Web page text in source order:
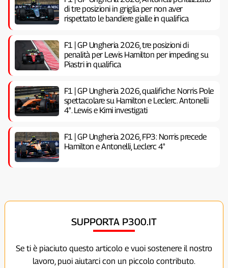
di tre posizioni in griglia per non aver
rispettato le bandiere gialle in qualifica
F1 | GP Ungheria 2026, tre posizioni di
penalità per Lewis Hamilton per impeding su
Piastri in qualifica
F1 | GP Ungheria 2026, qualifiche: Norris Pole
spettacolare su Hamilton e Leclerc. Antonelli
4°. Lewis e Kimi investigati
F1 | GP Ungheria 2026, FP3: Norris precede
Hamilton e Antonelli, Leclerc 4°
SUPPORTA P300.IT
Se ti è piaciuto questo articolo e vuoi sostenere il nostro
lavoro, puoi aiutarci con un piccolo contributo.